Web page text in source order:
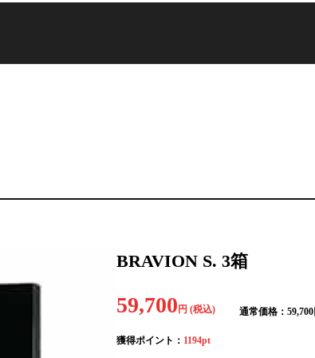
BRAVION S. 3箱
59,700 円 (税込) 通常価格： 59,700
獲得ポイント： 1194pt